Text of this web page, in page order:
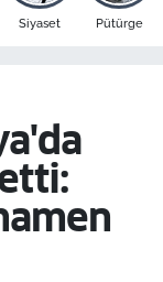
Siyaset Pütürge